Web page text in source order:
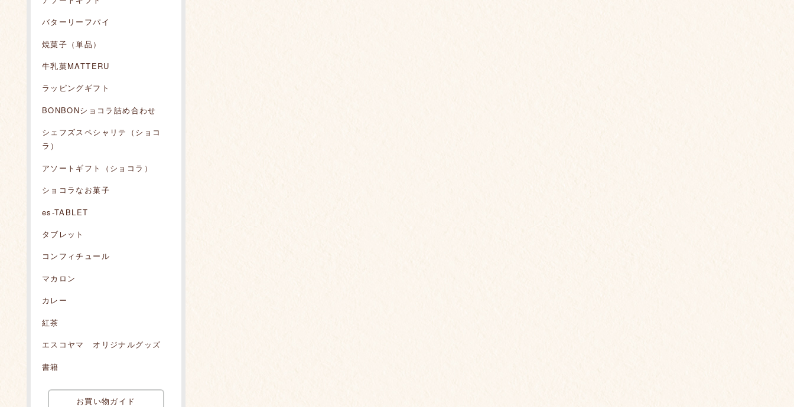
バターリーフパイ
焼菓子（単品）
牛乳菓MATTERU
ラッピングギフト
BONBONショコラ詰め合わせ
シェフズスペシャリテ（ショコ
ラ）
アソートギフト（ショコラ）
ショコラなお菓子
es-TABLET
タブレット
コンフィチュール
マカロン
カレー
紅茶
エスコヤマ オリジナルグッズ
書籍
お買い物ガイド